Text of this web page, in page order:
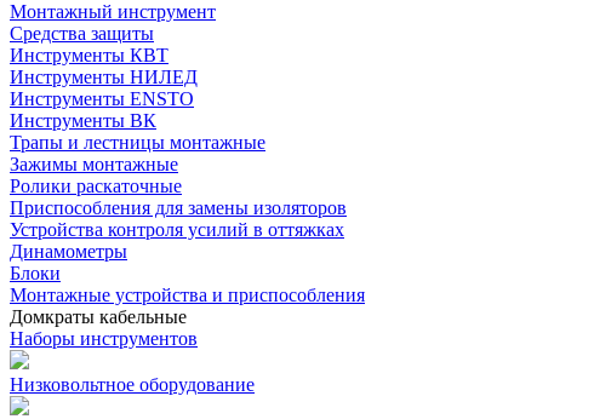
Монтажный инструмент
Средства защиты
Инструменты КВТ
Инструменты НИЛЕД
Инструменты ENSTO
Инструменты ВК
Трапы и лестницы монтажные
Зажимы монтажные
Ролики раскаточные
Приспособления для замены изоляторов
Устройства контроля усилий в оттяжках
Динамометры
Блоки
Монтажные устройства и приспособления
Домкраты кабельные
Наборы инструментов
Низковольтное оборудование